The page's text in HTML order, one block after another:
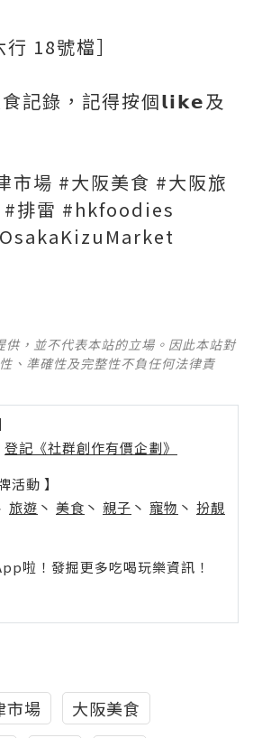
行 18號檔］
記錄，記得按個𝗹𝗶𝗸𝗲及
市場 #大阪美食 #大阪旅
#排雷 #hkfoodies
供，並不代表本站的立場。因此本站對
、準確性及完整性不負任何法律責
登記《社群創作有價企劃》
活動 】
旅遊 丶 美食 丶 親子 丶 寵物 丶 扮靚
啦！發掘更多吃喝玩樂資訊！
市場
大阪美食